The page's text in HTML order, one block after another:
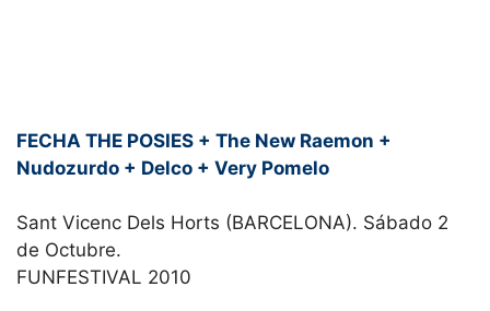
FECHA THE POSIES + The New Raemon +
Nudozurdo + Delco + Very Pomelo
Sant Vicenc Dels Horts (BARCELONA). Sábado 2
de Octubre.
FUNFESTIVAL 2010